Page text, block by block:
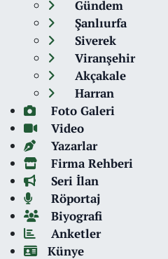
Gündem
Şanlıurfa
Siverek
Viranşehir
Akçakale
Harran
Foto Galeri
Video
Yazarlar
Firma Rehberi
Seri İlan
Röportaj
Biyografi
Anketler
Künye